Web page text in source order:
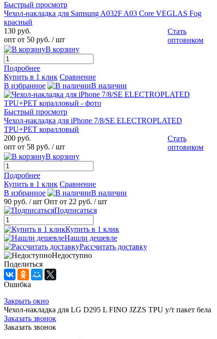
Быстрый просмотр
Чехол-накладка для Samsung A032F A03 Core VEGLAS Fog
красный
130 руб.
опт от 50 руб. / шт
Стать
оптовиком
В корзину
Подробнее
Купить в 1 клик Сравнение
В избранное
В наличии
Быстрый просмотр
Чехол-накладка для iPhone 7/8/SE ELECTROPLATED
TPU+PET коралловый
200 руб.
опт от 58 руб. / шт
Стать
оптовиком
В корзину
Подробнее
Купить в 1 клик Сравнение
В избранное
В наличии
90 руб. / шт Опт от 22 руб. / шт
Подписаться
Купить в 1 клик
Нашли дешевле
Рассчитать доставку
Недоступно
Поделиться
Ошибка
Закрыть окно
Чехол-накладка для LG D295 L FINO JZZS TPU у/т пакет бела
Заказать звонок
Заказать звонок